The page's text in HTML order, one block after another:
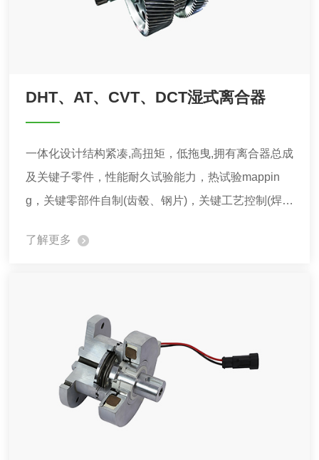
DHT、AT、CVT、DCT湿式离合器
一体化设计结构紧凑,高扭矩，低拖曳,拥有离合器总成
及关键子零件，性能耐久试验能力，热试验mappin
g，关键零部件自制(齿毂、钢片)，关键工艺控制(焊
了解更多